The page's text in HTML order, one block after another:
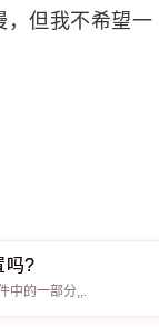
，但我不希望一
吗?
中的一部分,,.